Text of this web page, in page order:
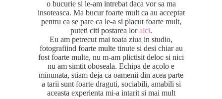
o bucurie si le-am intrebat daca vor sa ma
insoteasca. Ma bucur foarte mult ca au acceptat
pentru ca se pare ca le-a si placut foarte mult,
puteti citi postarea loraici.
Eu am petrecut mai toata ziua in studio,
fotografiind foarte multe tinute si desi chiar au
fost foarte multe, nu m-am plictisit deloc si nici
nu am simtit oboseala. Echipa de acolo e
minunata, stiam deja ca oamenii din acea parte
a tarii sunt foarte draguti, sociabili, amabili si
aceasta experienta mi-a intarit si mai mult